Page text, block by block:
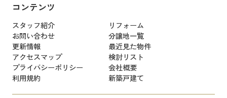
コンテンツ
スタッフ紹介
リフォーム
お問い合わせ
分譲地一覧
更新情報
最近見た物件
アクセスマップ
検討リスト
プライバシーポリシー
会社概要
利用規約
新築戸建て